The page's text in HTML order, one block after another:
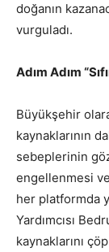
doğanın
vurguladı.
Adım Adım
Büyükşehir
kaynaklarının
sebeplerinin
engellenmesi
her platformda
Yardımcısı
kaynaklarını